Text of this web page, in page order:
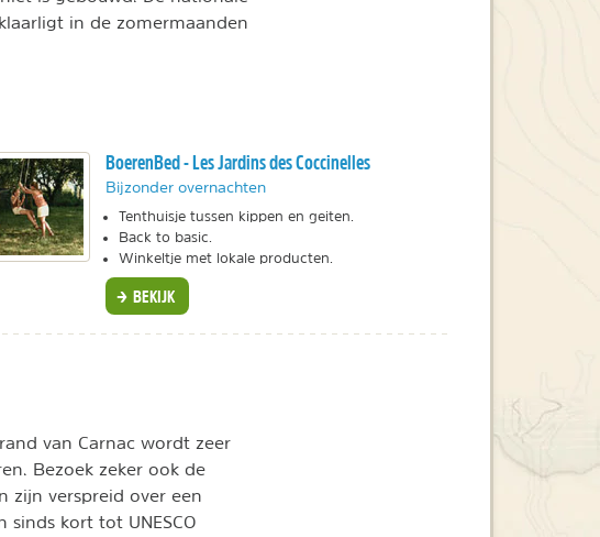
in de zomermaanden
BoerenBed - Les Jardins des Coccinelles
Bijzonder overnachten
Tenthuisje tussen kippen en geiten.
Back to basic.
Winkeltje met lokale producten.
BEKIJK
van Carnac wordt zeer
Bezoek zeker ook de
zijn verspreid over een
kort tot UNESCO